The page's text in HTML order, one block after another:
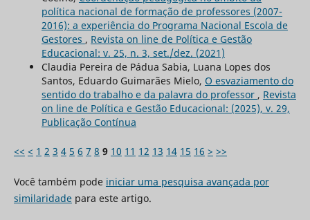
política nacional de formação de professores (2007-
2016): a experiência do Programa Nacional Escola de
Gestores , Revista on line de Política e Gestão
Educacional: v. 25, n. 3, set./dez. (2021)
Claudia Pereira de Pádua Sabia, Luana Lopes dos
Santos, Eduardo Guimarães Mielo, O esvaziamento do
sentido do trabalho e da palavra do professor , Revista
on line de Política e Gestão Educacional: (2025), v. 29,
Publicação Contínua
<< < 1 2 3 4 5 6 7 8 9 10 11 12 13 14 15 16 > >>
Você também pode iniciar uma pesquisa avançada por
similaridadepara este artigo.